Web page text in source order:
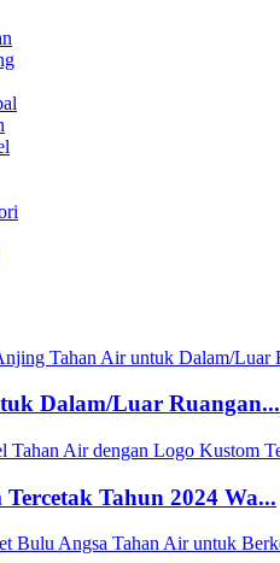
Dalam/Luar Ruangan...
Tahun 2024 Wa...